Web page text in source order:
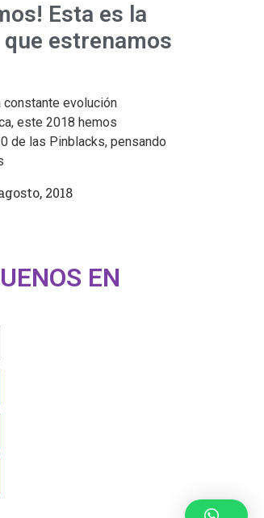
Esta es la
estrenamos
constante evolución
este 2018 hemos
de las Pinblacks, pensando
2018
EN